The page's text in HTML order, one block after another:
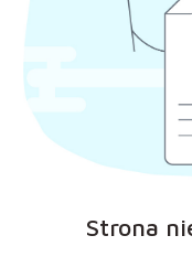
Strona